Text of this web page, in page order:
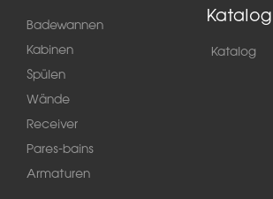
Badewannen
Kabinen
Spülen
Wände
Receiver
Pares-bains
Armaturen
Katalog
Katalog